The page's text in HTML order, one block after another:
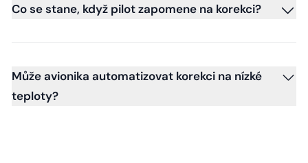
Co se stane, když pilot zapomene na korekci?
Může avionika automatizovat korekci na nízké
teploty?